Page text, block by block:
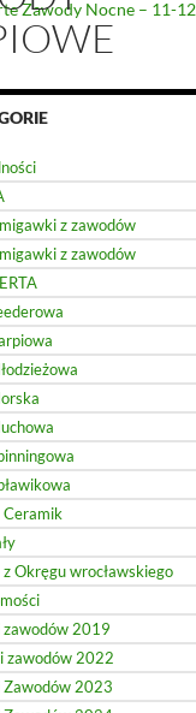
Zawody Nocne – 11-
z zawodów
z zawodów
Ceramik
Okręgu wrocławskiego
2019
zawodów 2022
2023